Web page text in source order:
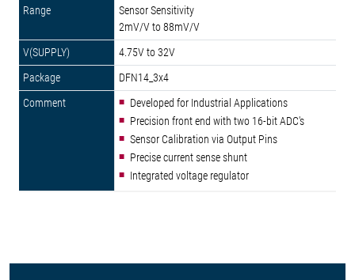
Sensor Sensitivity
2mV/V to 88mV/V
4.75V to 32V
DFN14_3x4
Developed for Industrial Applications
Precision front end with two 16-bit ADC's
Sensor Calibration via Output Pins
Precise current sense shunt
Integrated voltage regulator